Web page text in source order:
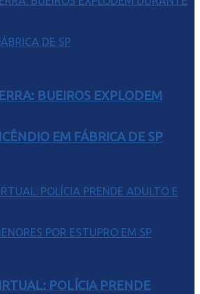
BUEIROS EXPLODEM
EM FÁBRICA DE SP
POLÍCIA PRENDE